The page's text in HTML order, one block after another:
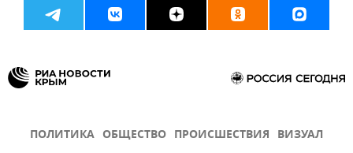
ПОЛИТИКА ОБЩЕСТВО ПРОИСШЕСТВИЯ ВИЗУАЛ